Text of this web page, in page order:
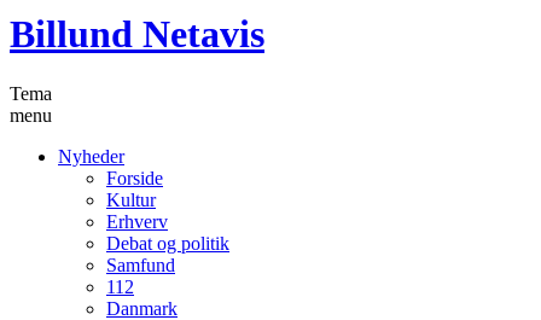
Billund Netavis
Tema
menu
Nyheder
Forside
Kultur
Erhverv
Debat og politik
Samfund
112
Danmark